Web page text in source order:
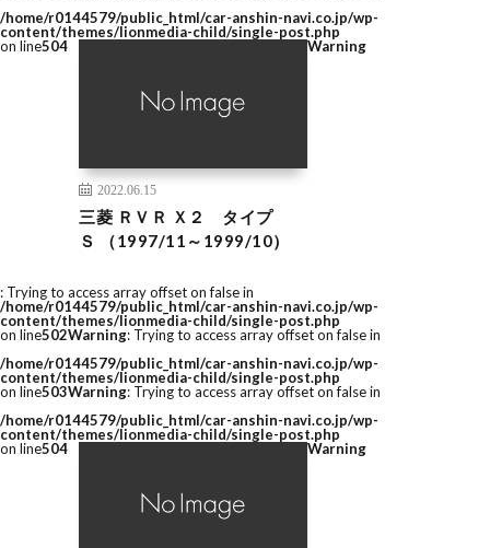
/home/r0144579/public_html/car-anshin-navi.co.jp/wp-
content/themes/lionmedia-child/single-post.php
on line504
2022.06.15
三菱 ＲＶＲ Ｘ２ タイプ
Ｓ （1997/11～1999/10）
Warning
: Trying to access array offset on false in
/home/r0144579/public_html/car-anshin-navi.co.jp/wp-
content/themes/lionmedia-child/single-post.php
on line502Warning: Trying to access array offset on false in
/home/r0144579/public_html/car-anshin-navi.co.jp/wp-
content/themes/lionmedia-child/single-post.php
on line503Warning: Trying to access array offset on false in
/home/r0144579/public_html/car-anshin-navi.co.jp/wp-
content/themes/lionmedia-child/single-post.php
on line504 Warning